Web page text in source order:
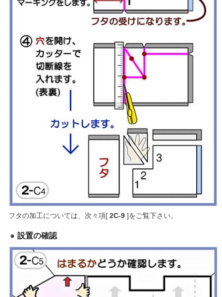
フタの加工については、次々項[ 2C-9 ]をご覧下さい。
設置の確認